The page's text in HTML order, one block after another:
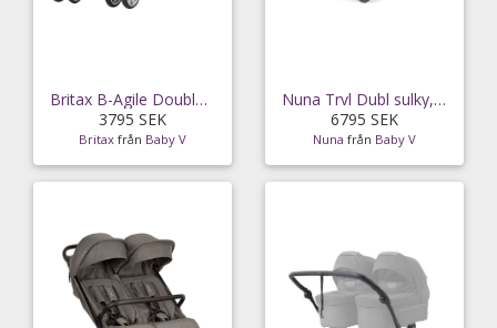
Britax B-Agile Double, cosmos black
3795 SEK
Britax från Baby V
Nuna Trvl Dubl sulky, caviar
6795 SEK
Nuna från Baby V